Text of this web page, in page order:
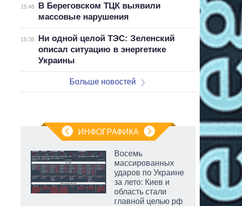
15:48
В Береговском ТЦК выявили
массовые нарушения
15:38
Ни одной целой ТЭС: Зеленский
описал ситуацию в энергетике
Украины
Больше новостей
ИНФОГРАФИКА
Восемь
массированных
ударов по Украине
за лето: Киев и
область стали
главной целью рф